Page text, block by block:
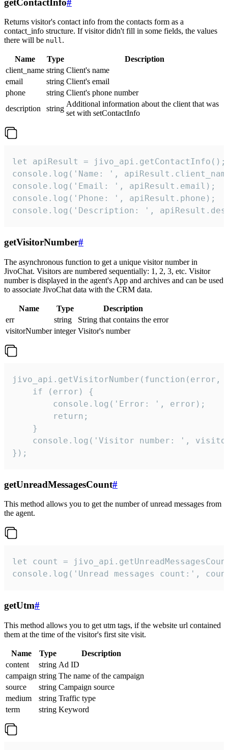
Returns visitor's contact info from the contacts form as a
contact_info structure. If visitor didn't fill in some fields, the values
there will be null.
Name Type
Description
client_name string Client's name
email
string Client's email
phone
string Client's phone number
description
string
Additional information about the client that was
set with setContactInfo
let apiResult = jivo_api.getContactInfo();
console.log('Name: ',
console.log('Email: ', apiResult.email);
console.log('Phone: ', apiResult.phone);
console.log('Description: ',
getVisitorNumber#
The asynchronous function to get a unique visitor number in
JivoChat. Visitors are numbered sequentially: 1, 2, 3, etc. Visitor
number is displayed in the agent's App and archives and can be used
to associate JivoChat data with the CRM data.
Name Type
Description
err
string
String that contains the error
visitorNumber integer Visitor's number
jivo_api.getVisitorNumber(function(error,
    if (error) {
        console.log('Error: ', error);
        return;
    }
console.log('Visitor number: ',
});
getUnreadMessagesCount#
This method allows you to get the number of unread messages from
the agent.
let count =
console.log('Unread messages count:',
getUtm#
This method allows you to get utm tags, if the website url contained
them at the time of the visitor's first site visit.
Name Type
Description
content
string Ad ID
campaign string The name of the campaign
source
string Campaign source
medium
string Traffic type
term
string Keyword